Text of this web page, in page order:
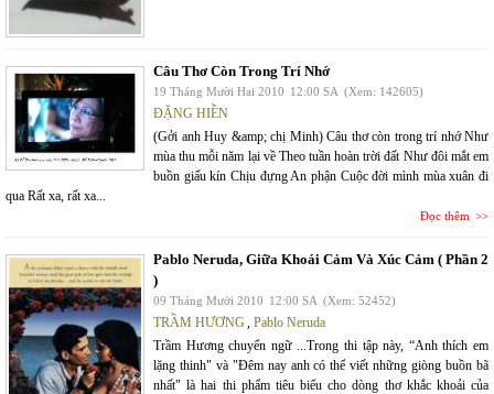
Câu Thơ Còn Trong Trí Nhớ
19 Tháng Mười Hai 2010 12:00 SA (Xem: 142605)
ĐẶNG HIỀN
(Gởi anh Huy &amp; chị Minh) Câu thơ còn trong trí nhớ Như
mùa thu mỗi năm lại về Theo tuần hoàn trời đất Như đôi mắt em
buồn giấu kín Chịu đựng An phận Cuộc đời mình mùa xuân đi
qua Rất xa, rất xa...
Đọc thêm
Pablo Neruda, Giữa Khoái Cảm Và Xúc Cảm ( Phần 2
)
09 Tháng Mười 2010 12:00 SA (Xem: 52452)
TRẦM HƯƠNG, Pablo Neruda
Trầm Hương chuyển ngữ ...Trong thi tập này, “Anh thích em
lặng thinh" và "Đêm nay anh có thể viết những giòng buồn bã
nhất" là hai thi phẩm tiêu biểu cho dòng thơ khắc khoải của